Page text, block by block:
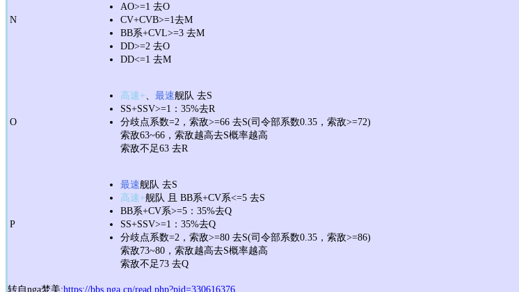
N
AO>=1 去O
CV+CVB>=1去M
BB系+CVL>=3 去M
DD>=2 去O
DD<=1 去M
O
高速+ 最速舰队 去S
SS+SSV>=1：35%去R
分歧点系数=2，索敌>=66 去S(司令部系数0.35，索敌>=72)
索敌63~66，索敌越高去S概率越高
索敌不足63 去R
P
最速舰队 去S
高速+舰队 且 BB系+CV系<=5 去S
BB系+CV系>=5：35%去Q
SS+SSV>=1：35%去Q
分歧点系数=2，索敌>=80 去S(司令部系数0.35，索敌>=86)
索敌73~80，索敌越高去S概率越高
索敌不足73 去Q
转自nga梦美:https://bbs.nga.cn/read.php?pid=330616376